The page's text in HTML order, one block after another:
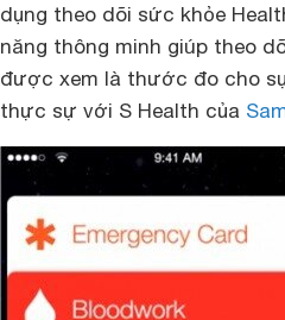
dụng theo dõi sức khỏe
năng thông minh giúp theo
được xem là thước đo cho
thực sự với S Health của